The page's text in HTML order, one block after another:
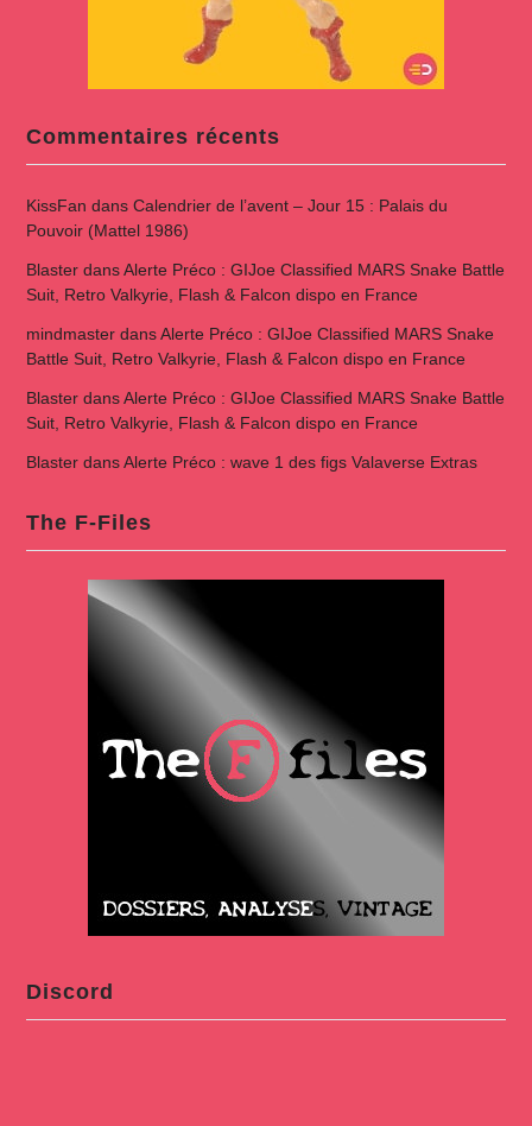
Commentaires récents
KissFan dans Calendrier de l’avent – Jour 15 : Palais du
Pouvoir (Mattel 1986)
BlasterdansAlerte Préco : GIJoe Classified MARS Snake Battle
Suit, Retro Valkyrie, Flash & Falcon dispo en France
mindmasterdansAlerte Préco : GIJoe Classified MARS Snake
Battle Suit, Retro Valkyrie, Flash & Falcon dispo en France
BlasterdansAlerte Préco : GIJoe Classified MARS Snake Battle
Suit, Retro Valkyrie, Flash & Falcon dispo en France
BlasterdansAlerte Préco : wave 1 des figs Valaverse Extras
The F-Files
Discord